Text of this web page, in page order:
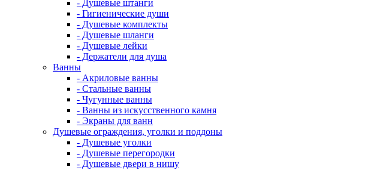
- Душевые штанги
- Гигиенические души
- Душевые комплекты
- Душевые шланги
- Душевые лейки
- Держатели для душа
Ванны
- Акриловые ванны
- Стальные ванны
- Чугунные ванны
- Ванны из искусственного камня
- Экраны для ванн
Душевые ограждения, уголки и поддоны
- Душевые уголки
- Душевые перегородки
- Душевые двери в нишу